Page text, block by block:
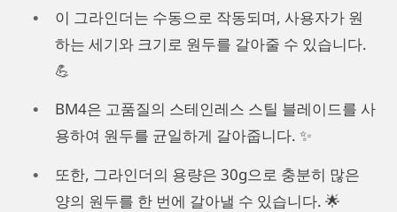
이 그라인더는 수동으로 작동되며, 사용자가 원
하는 세기와 크기로 원두를 갈아줄 수 있습니다.
💪
BM4은 고품질의 스테인레스 스틸 블레이드를 사
용하여 원두를 균일하게 갈아줍니다. ✨
또한, 그라인더의 용량은 30g으로 충분히 많은
양의 원두를 한 번에 갈아낼 수 있습니다. 🌟